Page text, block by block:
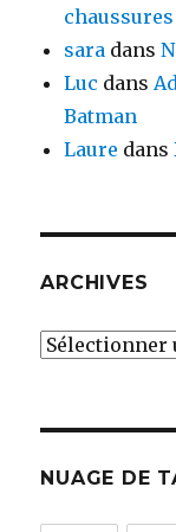
chaussures
sara dans
Luc dans
Batman
Laure dans
ARCHIVES
Archives
NUAGE DE